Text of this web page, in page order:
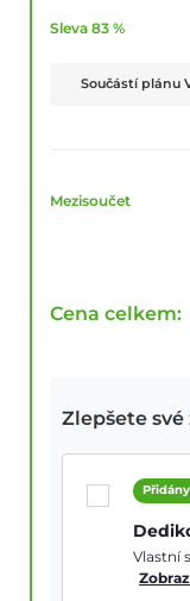
Sleva 83 %
Součástí plánu
Mezisoučet
Cena celkem:
Zlepšete
Vlastní